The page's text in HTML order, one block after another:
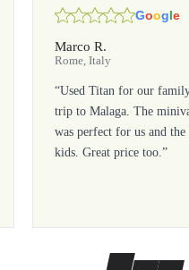
Google
Marco R.
Rome, Italy
“Used Titan for our
trip to Malaga. The
was perfect for us and the
kids. Great price too.”